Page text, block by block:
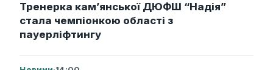
Тренерка кам’янської ДЮФШ “Надія”
стала чемпіонкою області з
пауерліфтингу